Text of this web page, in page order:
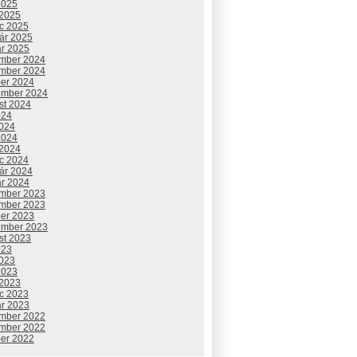
2025
2025
2025
2024
2024
2024
2024
2024
2024
2024
2024
2023
2023
2023
2023
2023
2023
2023
2022
2022
2022